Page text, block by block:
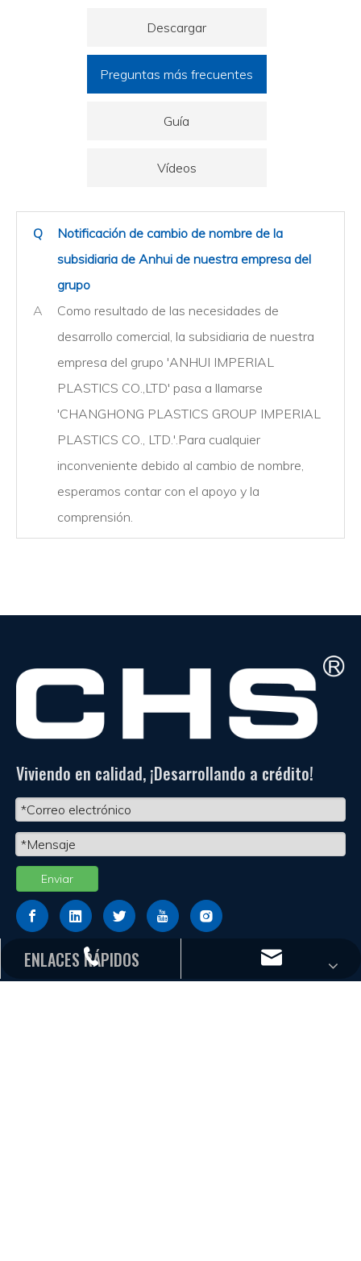
Descargar
Preguntas más frecuentes
Guía
Vídeos
Q
Notificación de cambio de nombre de la
subsidiaria de Anhui de nuestra empresa del
grupo
A
Como resultado de las necesidades de
desarrollo comercial, la subsidiaria de nuestra
empresa del grupo 'ANHUI IMPERIAL
PLASTICS CO.,LTD' pasa a llamarse
'CHANGHONG PLASTICS GROUP IMPERIAL
PLASTICS CO., LTD.'.Para cualquier
inconveniente debido al cambio de nombre,
esperamos contar con el apoyo y la
comprensión.
Viviendo en calidad, ¡Desarrollando a crédito!
Enviar
+86 - 577 - 62798390
info@chs.com.cn
ENLACES RÁPIDOS